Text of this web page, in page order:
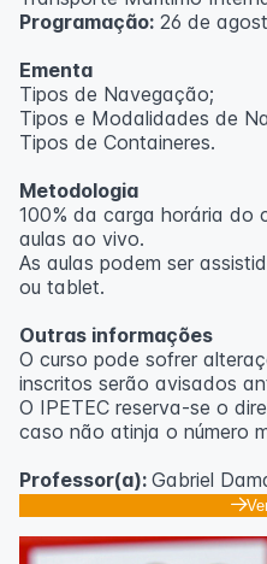
aulas ao vivo.
Outras informações
inscritos serão avisados
O IPETEC reserva-se o
caso não atinja o número
Professora:
Programação: 26 de
Ementa
Tipos de Navegação;
Tipos e Modalidades de
Tipos de Containeres.
Metodologia
100% da carga horária do
aulas ao vivo.
As aulas podem ser
ou tablet.
Outras informações
O curso pode sofrer
inscritos serão avisados
O IPETEC reserva-se o
caso não atinja o número
Professor(a): Gabriel